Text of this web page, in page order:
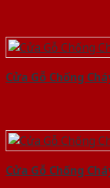
Cửa Gỗ Chống
Cửa Gỗ Chống